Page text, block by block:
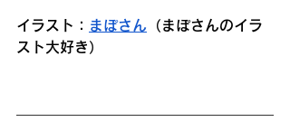
イラスト： まぽさん （まぽさんのイラ
スト大好き）